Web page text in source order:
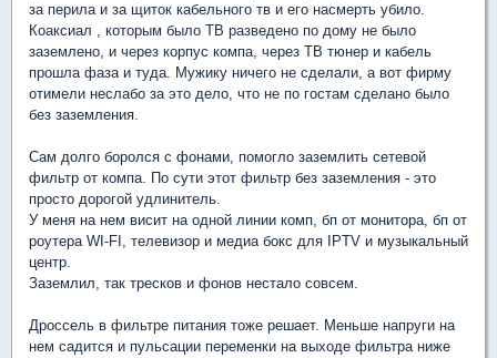
за перила и за щиток кабельного тв и его насмерть убило.
Коаксиал , которым было ТВ разведено по дому не было
заземлено, и через корпус компа, через ТВ тюнер и кабель
прошла фаза и туда. Мужику ничего не сделали, а вот фирму
отимели неслабо за это дело, что не по гостам сделано было
без заземления.
Сам долго боролся с фонами, помогло заземлить сетевой
фильтр от компа. По сути этот фильтр без заземления - это
просто дорогой удлинитель.
У меня на нем висит на одной линии комп, бп от монитора, бп от
роутера WI-FI, телевизор и медиа бокс для IPTV и музыкальный
центр.
Заземлил, так тресков и фонов нестало совсем.
Дроссель в фильтре питания тоже решает. Меньше напруги на
нем садится и пульсации переменки на выходе фильтра ниже